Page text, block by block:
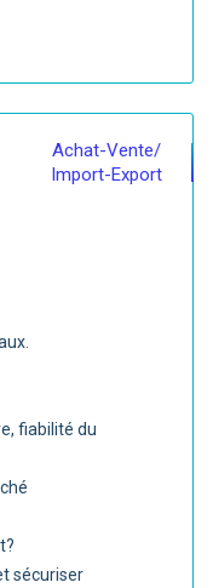
Achat-Vente/
Import-Export
fiabilité du
sécuriser